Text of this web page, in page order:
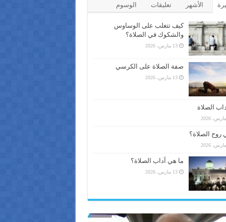
الأشهر تعليقات الوسوم
كيف تتغلب على الوساوس
والشكوك في الصلاة؟
13 مارس، 2026
صفة الصلاة على الكرسي
13 مارس، 2026
الصلاة
روح الصلاة؟
ما هي آداب الصلاة؟
13 مارس، 2026